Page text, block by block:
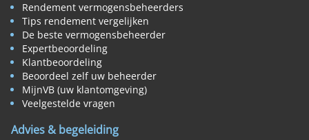
Rendement vermogensbeheerders
Tips rendement vergelijken
De beste vermogensbeheerder
Expertbeoordeling
Klantbeoordeling
Beoordeel zelf uw beheerder
MijnVB (uw klantomgeving)
Veelgestelde vragen
Advies & begeleiding